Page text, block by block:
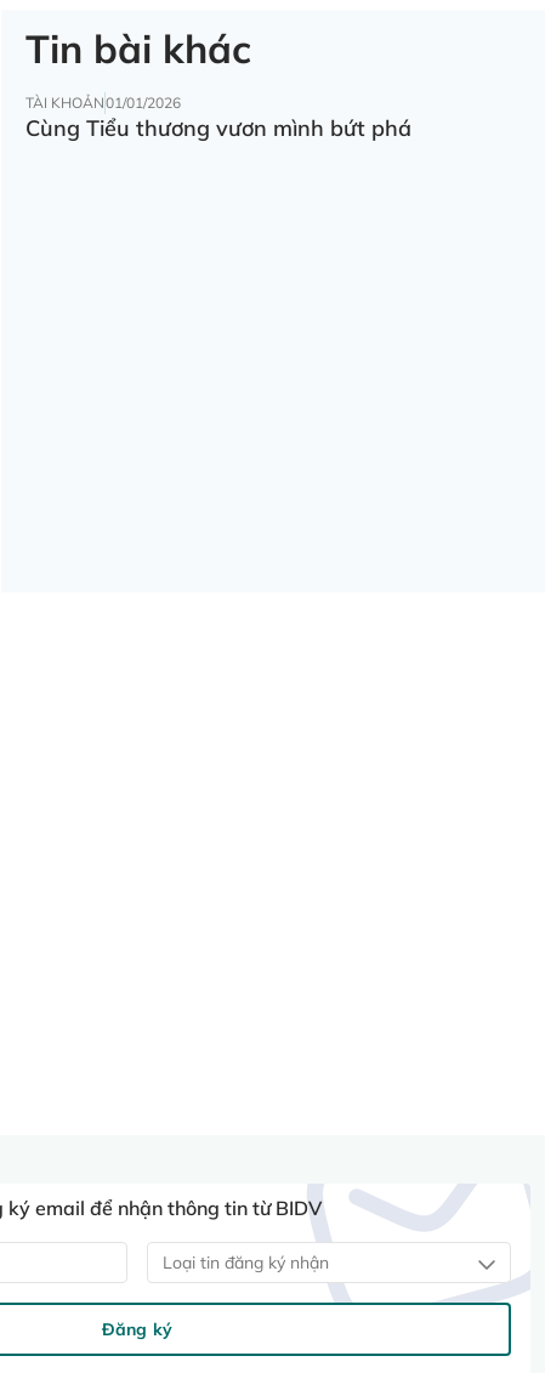
Tin bài khác
TÀI KHOẢN01/01/2026
Cùng Tiểu thương vươn mình bứt phá
ký email để nhận thông tin từ BIDV
Loại tin đăng ký nhận
Đăng ký